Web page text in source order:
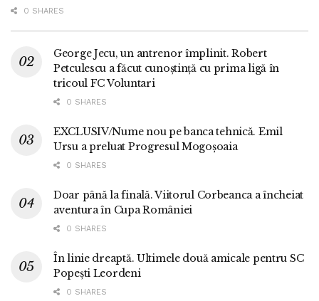
0 SHARES
George Jecu, un antrenor împlinit. Robert
Petculescu a făcut cunoștință cu prima ligă în
tricoul FC Voluntari
0 SHARES
EXCLUSIV/Nume nou pe banca tehnică. Emil
Ursu a preluat Progresul Mogoșoaia
0 SHARES
Doar până la finală. Viitorul Corbeanca a încheiat
aventura în Cupa României
0 SHARES
În linie dreaptă. Ultimele două amicale pentru SC
Popești Leordeni
0 SHARES